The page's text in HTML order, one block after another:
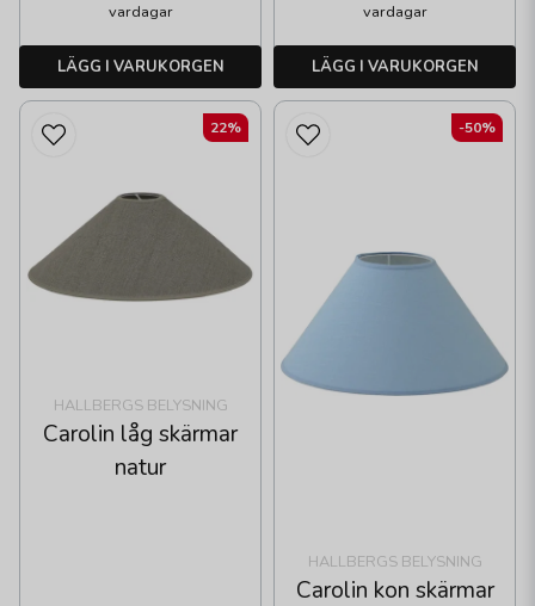
vardagar
LÄGG I VARUKORGEN
vardagar
LÄGG I VARUKORGEN
HALLBERGS BELYSNING
Carolin låg skärmar
natur
22%
HALLBERGS BELYSNING
Carolin kon skärmar
-50%